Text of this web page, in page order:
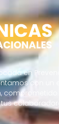
en
con un
comprometido